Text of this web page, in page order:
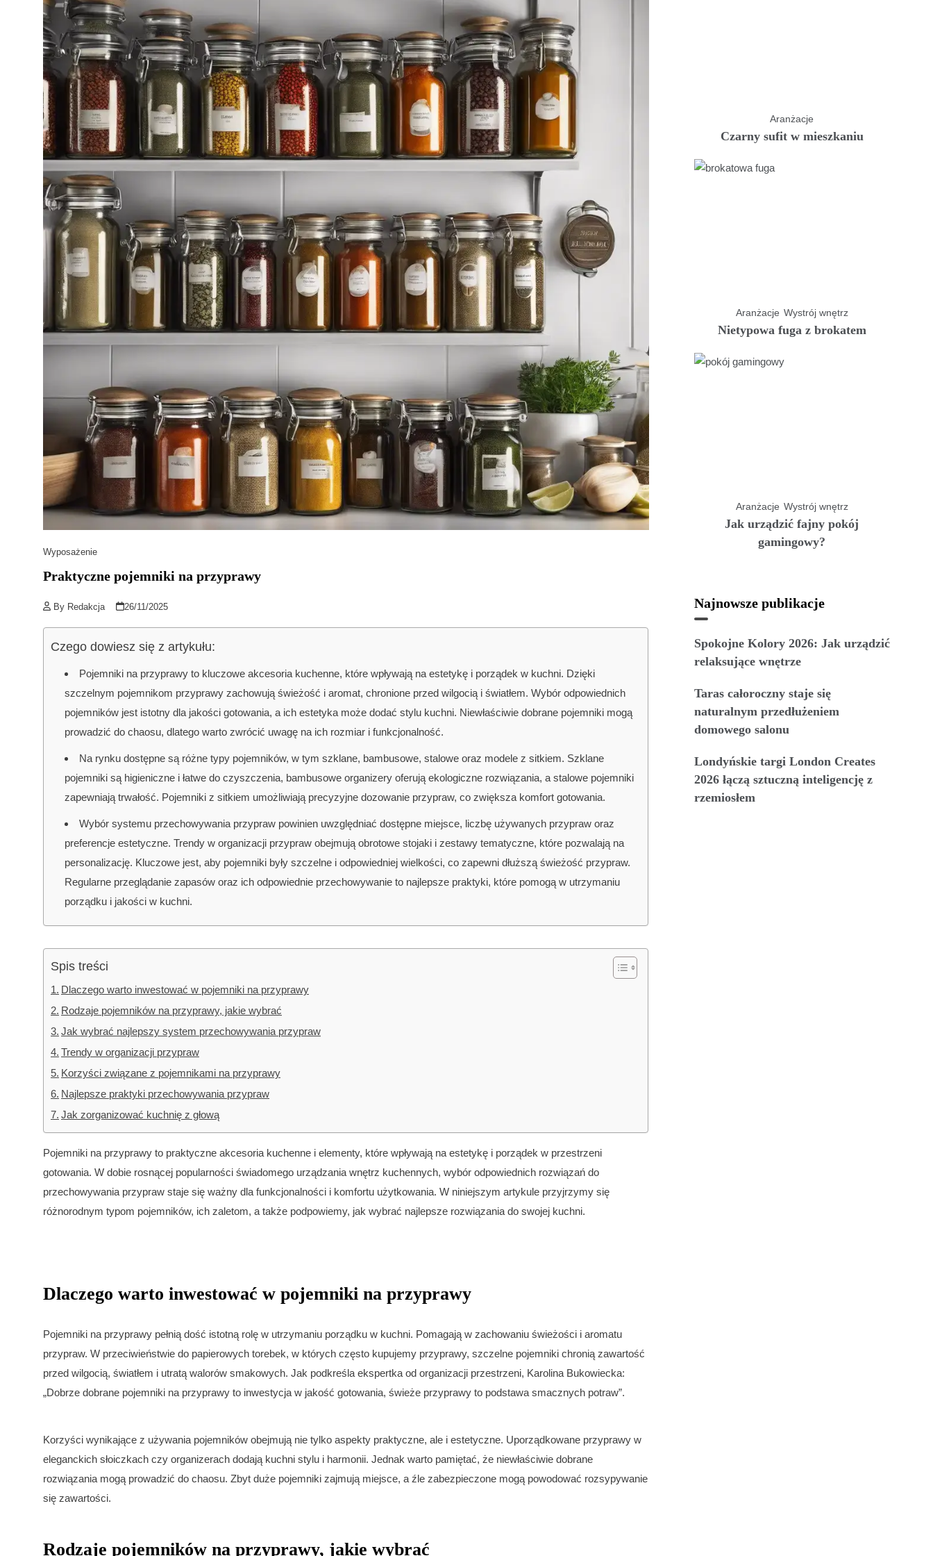
Wyposażenie
Praktyczne pojemniki na przyprawy
By Redakcja 26/11/2025
Czego dowiesz się z artykułu:
Pojemniki na przyprawy to kluczowe akcesoria kuchenne, które wpływają na estetykę i porządek w kuchni. Dzięki
szczelnym pojemnikom przyprawy zachowują świeżość i aromat, chronione przed wilgocią i światłem. Wybór odpowiednich
pojemników jest istotny dla jakości gotowania, a ich estetyka może dodać stylu kuchni. Niewłaściwie dobrane pojemniki mogą
prowadzić do chaosu, dlatego warto zwrócić uwagę na ich rozmiar i funkcjonalność.
Na rynku dostępne są różne typy pojemników, w tym szklane, bambusowe, stalowe oraz modele z sitkiem. Szklane
pojemniki są higieniczne i łatwe do czyszczenia, bambusowe organizery oferują ekologiczne rozwiązania, a stalowe pojemniki
zapewniają trwałość. Pojemniki z sitkiem umożliwiają precyzyjne dozowanie przypraw, co zwiększa komfort gotowania.
Wybór systemu przechowywania przypraw powinien uwzględniać dostępne miejsce, liczbę używanych przypraw oraz
preferencje estetyczne. Trendy w organizacji przypraw obejmują obrotowe stojaki i zestawy tematyczne, które pozwalają na
personalizację. Kluczowe jest, aby pojemniki były szczelne i odpowiedniej wielkości, co zapewni dłuższą świeżość przypraw.
Regularne przeglądanie zapasów oraz ich odpowiednie przechowywanie to najlepsze praktyki, które pomogą w utrzymaniu
porządku i jakości w kuchni.
Spis treści
Dlaczego warto inwestować w pojemniki na przyprawy
Rodzaje pojemników na przyprawy, jakie wybrać
Jak wybrać najlepszy system przechowywania przypraw
Trendy w organizacji przypraw
Korzyści związane z pojemnikami na przyprawy
Najlepsze praktyki przechowywania przypraw
Jak zorganizować kuchnię z głową
Pojemniki na przyprawy to praktyczne akcesoria kuchenne i elementy, które wpływają na estetykę i porządek w przestrzeni
gotowania. W dobie rosnącej popularności świadomego urządzania wnętrz kuchennych, wybór odpowiednich rozwiązań do
przechowywania przypraw staje się ważny dla funkcjonalności i komfortu użytkowania. W niniejszym artykule przyjrzymy się
różnorodnym typom pojemników, ich zaletom, a także podpowiemy, jak wybrać najlepsze rozwiązania do swojej kuchni.
Dlaczego warto inwestować w pojemniki na przyprawy
Pojemniki na przyprawy pełnią dość istotną rolę w utrzymaniu porządku w kuchni. Pomagają w zachowaniu świeżości i aromatu
przypraw. W przeciwieństwie do papierowych torebek, w których często kupujemy przyprawy, szczelne pojemniki chronią zawartość
przed wilgocią, światłem i utratą walorów smakowych. Jak podkreśla ekspertka od organizacji przestrzeni, Karolina Bukowiecka:
„Dobrze dobrane pojemniki na przyprawy to inwestycja w jakość gotowania, świeże przyprawy to podstawa smacznych potraw”.
Korzyści wynikające z używania pojemników obejmują nie tylko aspekty praktyczne, ale i estetyczne. Uporządkowane przyprawy w
eleganckich słoiczkach czy organizerach dodają kuchni stylu i harmonii. Jednak warto pamiętać, że niewłaściwie dobrane
rozwiązania mogą prowadzić do chaosu. Zbyt duże pojemniki zajmują miejsce, a źle zabezpieczone mogą powodować rozsypywanie
się zawartości.
Rodzaje pojemników na przyprawy, jakie wybrać
Aranżacje
Czarny sufit w mieszkaniu
Aranżacje Wystrój wnętrz
Nietypowa fuga z brokatem
Aranżacje Wystrój wnętrz
Jak urządzić fajny pokój
gamingowy?
Najnowsze publikacje
Spokojne Kolory 2026: Jak urządzić
relaksujące wnętrze
Taras całoroczny staje się
naturalnym przedłużeniem
domowego salonu
Londyńskie targi London Creates
2026 łączą sztuczną inteligencję z
rzemiosłem